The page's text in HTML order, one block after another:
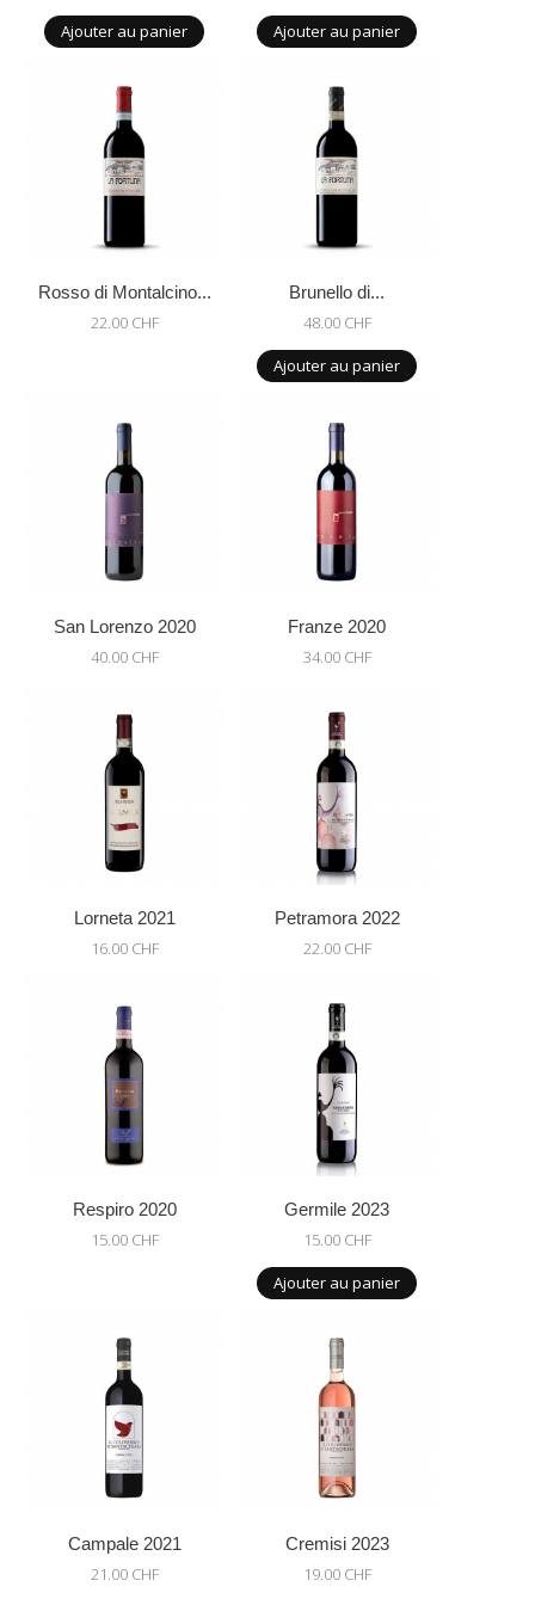
Ajouter au panier
Ajouter au panier
Rosso di Montalcino...
22.00 CHF
Brunello di...
48.00 CHF
Ajouter au panier
San Lorenzo 2020
40.00 CHF
Franze 2020
34.00 CHF
Lorneta 2021
16.00 CHF
Petramora 2022
22.00 CHF
Respiro 2020
15.00 CHF
Germile 2023
15.00 CHF
Ajouter au panier
Campale 2021
21.00 CHF
Cremisi 2023
19.00 CHF